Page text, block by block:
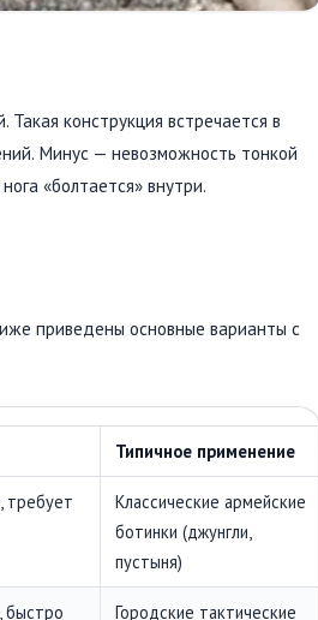
конструкция встречается в
Минус — невозможность тонкой
«болтается» внутри.
приведены основные варианты с
Типичное применение
требует
Классические армейские
ботинки (джунгли,
пустыня)
быстро Городские тактические